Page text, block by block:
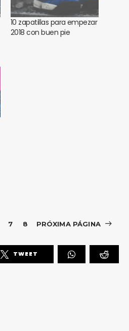
10 zapatillas para empezar
2018 con buen pie
7 8 PRÓXIMA PÁGINA
TWEET